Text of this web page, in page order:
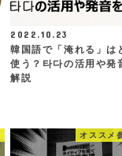
2022.10.23
韓国語で「淹れる」は
使う？타다の活用や発
解説
オススメ